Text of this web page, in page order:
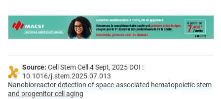
Source: Cell Stem Cell 4 Sept, 2025 DOI :
10.1016/j.stem.2025.07.013
Nanobioreactor detection of space-associated hematopoietic stem
and progenitor cell aging